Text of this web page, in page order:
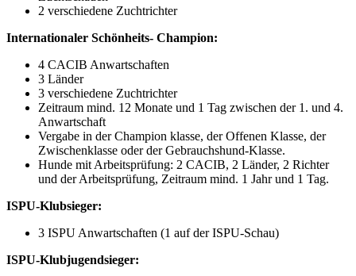
2 verschiedene Zuchtrichter
Internationaler Schönheits- Champion:
4 CACIB Anwartschaften
3 Länder
3 verschiedene Zuchtrichter
Zeitraum mind. 12 Monate und 1 Tag zwischen der 1. und 4.
Anwartschaft
Vergabe in der Champion klasse, der Offenen Klasse, der
Zwischenklasse oder der Gebrauchshund-Klasse.
Hunde mit Arbeitsprüfung: 2 CACIB, 2 Länder, 2 Richter
und der Arbeitsprüfung, Zeitraum mind. 1 Jahr und 1 Tag.
ISPU-Klubsieger:
3 ISPU Anwartschaften (1 auf der ISPU-Schau)
ISPU-Klubjugendsieger: